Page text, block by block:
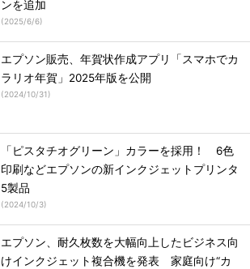
ンを追加
(2025/6/6)
エプソン販売、年賀状作成アプリ「スマホでカ
ラリオ年賀」2025年版を公開
(2024/10/31)
「ピスタチオグリーン」カラーを採用！ 6色
印刷などエプソンの新インクジェットプリンタ
5製品
(2024/10/3)
エプソン、耐久枚数を大幅向上したビジネス向
けインクジェット複合機を発表 家庭向け“カ